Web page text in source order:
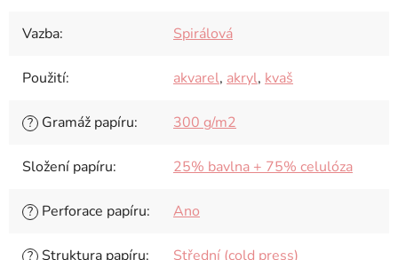
Vazba: Spirálová
Použití: akvarel, akryl, kvaš
? Gramáž papíru: 300 g/m2
Složení papíru: 25% bavlna + 75% celulóza
? Perforace papíru: Ano
? Struktura papíru: Střední (cold press)